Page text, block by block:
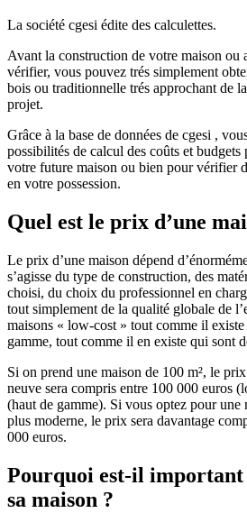
La société cgesi édite des calculettes.
Avant la construction de votre maison ou
vérifier, vous pouvez trés simplement
bois ou traditionnelle trés approchant de
projet.
Grâce à la base de données de cgesi ,
possibilités de calcul des coûts et
votre future maison ou bien pour vérifier
en votre possession.
Quel est le prix d’une
Le prix d’une maison dépend
s’agisse du type de construction, des
choisi, du choix du professionnel en
tout simplement de la qualité globale de
maisons « low-cost » tout comme il existe
gamme, tout comme il en existe qui sont
Si on prend une maison de 100 m², le
neuve sera compris entre 100 000 euros
(haut de gamme). Si vous optez pour une
plus moderne, le prix sera davantage
000 euros.
Pourquoi est-il
sa maison ?